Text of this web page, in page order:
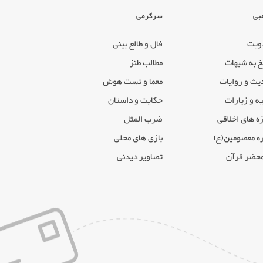
به شبهات
و روایات
و زیارات
های اخلاقی
معصومین(ع)
قرآن
سرگرمی
فال و طالع بینی
مطالب طنز
معما و تست هوش
حکایت و داستان
ضرب المثل
بازی های محلی
تصاویر دیدنی